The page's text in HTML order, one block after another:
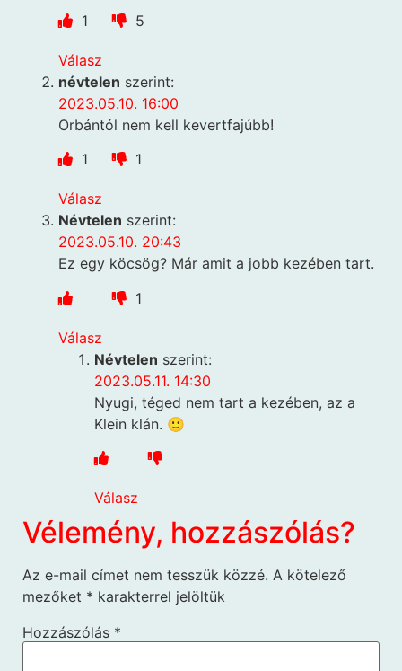
1
5
Válasz
névtelen szerint:
2023.05.10. 16:00
Orbántól nem kell kevertfajúbb!
1
1
Válasz
Névtelen szerint:
2023.05.10. 20:43
Ez egy köcsög? Már amit a jobb kezében tart.
1
Válasz
Névtelen szerint:
2023.05.11. 14:30
Nyugi, téged nem tart a kezében, az a
Klein klán. 🙂
Válasz
Vélemény, hozzászólás?
Az e-mail címet nem tesszük közzé. A kötelező
mezőket * karakterrel jelöltük
Hozzászólás *